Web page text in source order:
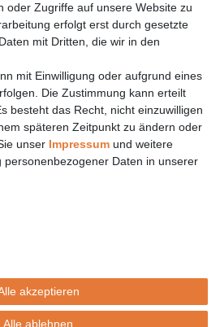
hier: www.topcoil.de
dieDaten­schutz­erklärunggelesen habe.
widerrufen.**
Abonnieren
oder Zugriffe auf unsere Website zu
erfolgt erst durch gesetzte
mit Dritten, die wir in den
mit Einwilligung oder aufgrund eines
Die Zustimmung kann erteilt
besteht das Recht, nicht einzuwilligen
späteren Zeitpunkt zu ändern oder
unser Impressum und weitere
personenbezogener Daten in unserer
akzeptieren
Alle ablehnen